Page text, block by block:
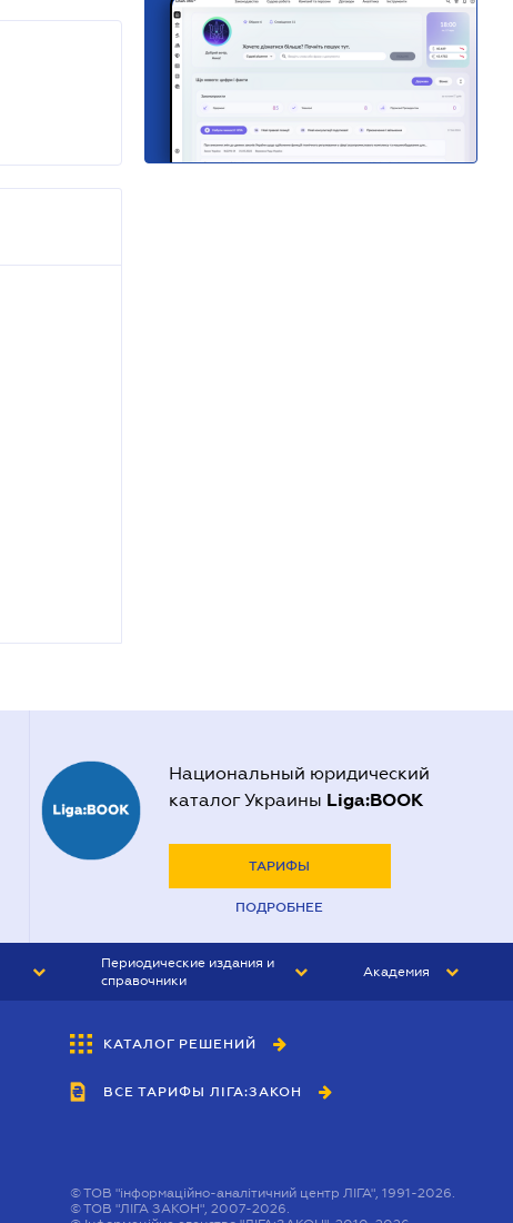
Национальный юридический
каталог Украины Liga:BOOK
ТАРИФЫ
ПОДРОБНЕЕ
Периодические издания и
справочники
БУХГАЛТЕР&ЗАКОН
ВЕСТНИК МСФО
Академия
КАТАЛОГ РЕШЕНИЙ
ВСЕ ТАРИФЫ ЛІГА:ЗАКОН
©ТОВ "інформаційно-аналітичний центр ЛІГА", 1991-2026.
©ТОВ "ЛІГА ЗАКОН", 2007-2026.